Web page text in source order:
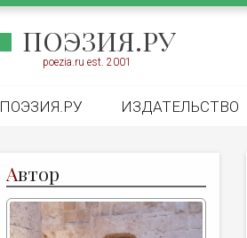
ПОЭЗИЯ.РУ
poezia.ru est. 2001
ПОЭЗИЯ.РУ ИЗДАТЕЛЬСТВО
Автор